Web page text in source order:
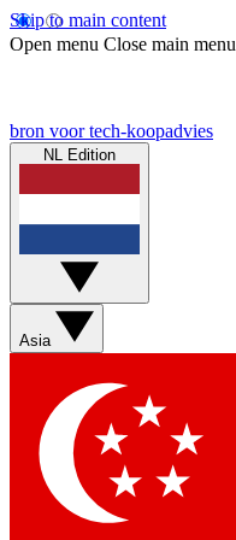
Skip to main content
Open menu Close main menu
bron voor tech-koopadvies
NL Edition
Asia